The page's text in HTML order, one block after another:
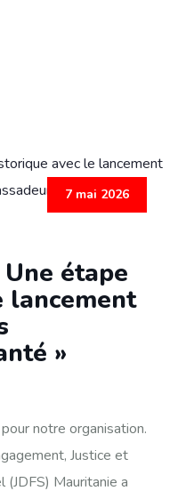
7 mai 2026
étape
lancement
»
notre organisation.
Justice et
Mauritanie a